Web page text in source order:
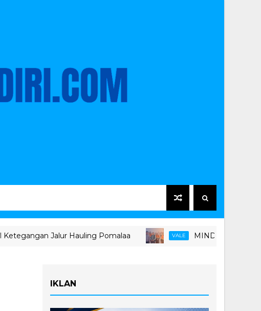
Jalur Hauling Pomalaa VALE MIND ID Tegaskan
IKLAN